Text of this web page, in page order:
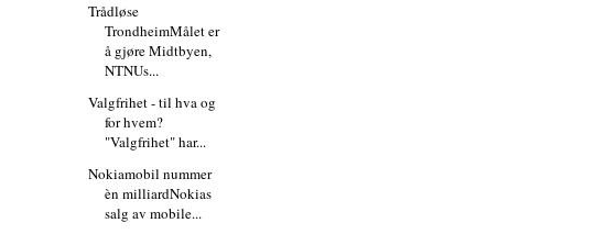
Trådløse
TrondheimMålet er
å gjøre Midtbyen,
NTNUs...
Valgfrihet - til hva og
for hvem?
"Valgfrihet" har...
Nokiamobil nummer
èn milliardNokias
salg av mobile...